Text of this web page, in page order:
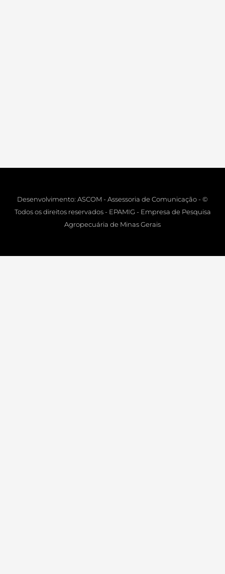
Desenvolvimento: ASCOM - Assessoria de Comunicação - ©
Todos os direitos reservados - EPAMIG - Empresa de Pesquisa
Agropecuária de Minas Gerais